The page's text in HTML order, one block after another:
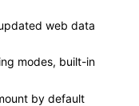
web data
modes, built-in
by default